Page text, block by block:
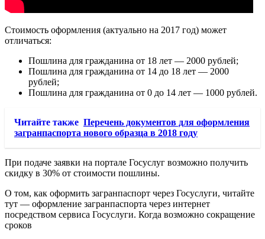
Стоимость оформления (актуально на 2017 год) может
отличаться:
Пошлина для гражданина от 18 лет — 2000 рублей;
Пошлина для гражданина от 14 до 18 лет — 2000
рублей;
Пошлина для гражданина от 0 до 14 лет — 1000 рублей.
Читайте также Перечень документов для оформления
загранпаспорта нового образца в 2018 году
При подаче заявки на портале Госуслуг возможно получить
скидку в 30% от стоимости пошлины.
О том, как оформить загранпаспорт через Госуслуги, читайте
тут — оформление загранпаспорта через интернет
посредством сервиса Госуслуги. Когда возможно сокращение
сроков